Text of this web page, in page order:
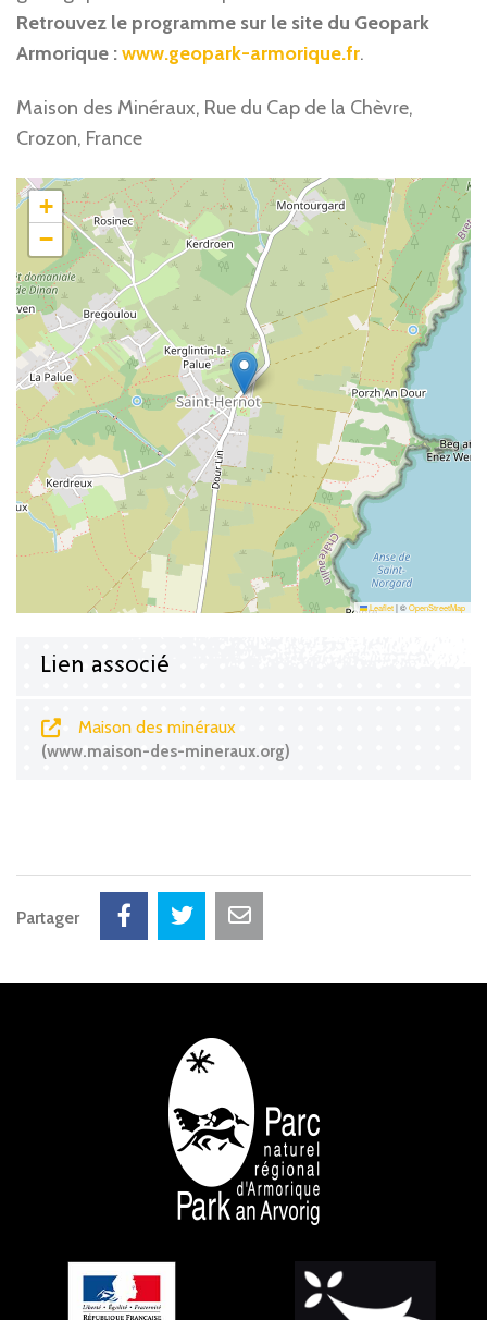
Retrouvez le programme sur le site du Geopark
Armorique :www.geopark-armorique.fr.
Maison des Minéraux, Rue du Cap de la Chèvre,
Crozon, France
+
−
Leaflet|©OpenStreetMap
Lien associé
Maison des minéraux
www.maison-des-mineraux.org
Partager
NOS PARTENAIRES